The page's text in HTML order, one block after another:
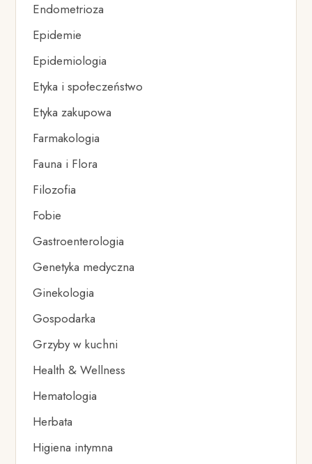
Endometrioza
Epidemie
Epidemiologia
Etyka i społeczeństwo
Etyka zakupowa
Farmakologia
Fauna i Flora
Filozofia
Fobie
Gastroenterologia
Genetyka medyczna
Ginekologia
Gospodarka
Grzyby w kuchni
Health & Wellness
Hematologia
Herbata
Higiena intymna